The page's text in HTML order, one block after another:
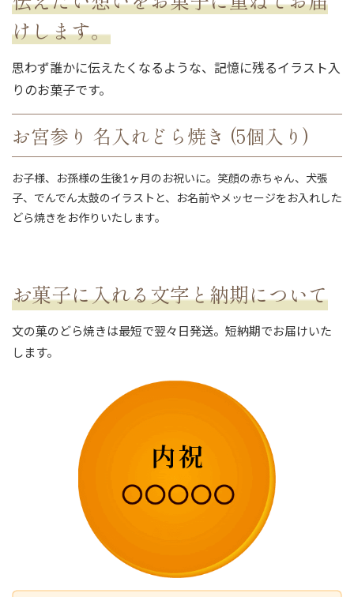
退職・異動の挨拶におすすめのお菓子ギ
けします。
思わず誰かに伝えたくなるような、記憶に残るイラスト入
りのお菓子です。
お宮参り 名入れどら焼き (5個入り)
お子様、お孫様の生後1ヶ月のお祝いに。笑顔の赤ちゃん、犬張
子、でんでん太鼓のイラストと、お名前やメッセージをお入れした
どら焼きをお作りいたします。
お菓子に入れる文字と納期について
文の菓のどら焼きは最短で翌々日発送。短納期でお届けいた
します。